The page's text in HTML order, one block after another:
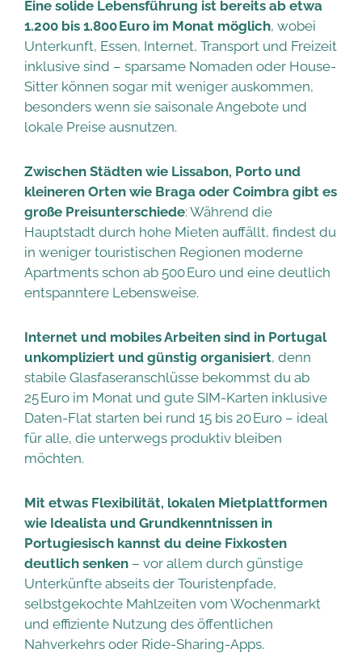
Eine solide Lebensführung ist bereits ab etwa
1.200 bis 1.800 Euro im Monat möglich, wobei
Unterkunft, Essen, Internet, Transport und Freizeit
inklusive sind – sparsame Nomaden oder House-
Sitter können sogar mit weniger auskommen,
besonders wenn sie saisonale Angebote und
lokale Preise ausnutzen.
Zwischen Städten wie Lissabon, Porto und
kleineren Orten wie Braga oder Coimbra gibt es
große Preisunterschiede: Während die
Hauptstadt durch hohe Mieten auffällt, findest du
in weniger touristischen Regionen moderne
Apartments schon ab 500 Euro und eine deutlich
entspanntere Lebensweise.
Internet und mobiles Arbeiten sind in Portugal
unkompliziert und günstig organisiert, denn
stabile Glasfaseranschlüsse bekommst du ab
25 Euro im Monat und gute SIM-Karten inklusive
Daten-Flat starten bei rund 15 bis 20 Euro – ideal
für alle, die unterwegs produktiv bleiben
möchten.
Mit etwas Flexibilität, lokalen Mietplattformen
wie Idealista und Grundkenntnissen in
Portugiesisch kannst du deine Fixkosten
deutlich senken – vor allem durch günstige
Unterkünfte abseits der Touristenpfade,
selbstgekochte Mahlzeiten vom Wochenmarkt
und effiziente Nutzung des öffentlichen
Nahverkehrs oder Ride-Sharing-Apps.